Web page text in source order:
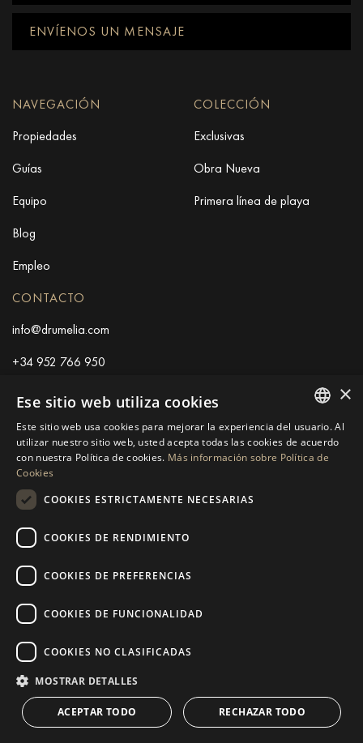
ENVÍENOS UN MENSAJE
NAVEGACIÓN
Propiedades
Guías
Equipo
Blog
Empleo
COLECCIÓN
Exclusivas
Obra Nueva
Primera línea de playa
CONTACTO
info@drumelia.com
+34 952 766 950
Centro de Negocios Puerta de Banus
Edificio B, Local 11
29660 Marbella
+34 952 766 950
info@drumelia.com
© 2026 Drumelia Real Estate.
Cookies· Construido porInmoba
Linkedin
ENGLISH
SPANISH
×
Ese sitio web utiliza cookies
Este sitio web usa cookies para mejorar la experiencia del usuario. Al
utilizar nuestro sitio web, usted acepta todas las cookies de acuerdo
con nuestra Política de cookies. Más información sobre Política de
Cookies
COOKIES ESTRICTAMENTE NECESARIAS
COOKIES DE RENDIMIENTO
COOKIES DE PREFERENCIAS
COOKIES DE FUNCIONALIDAD
COOKIES NO CLASIFICADAS
MOSTRAR DETALLES
ACEPTAR TODO RECHAZAR TODO